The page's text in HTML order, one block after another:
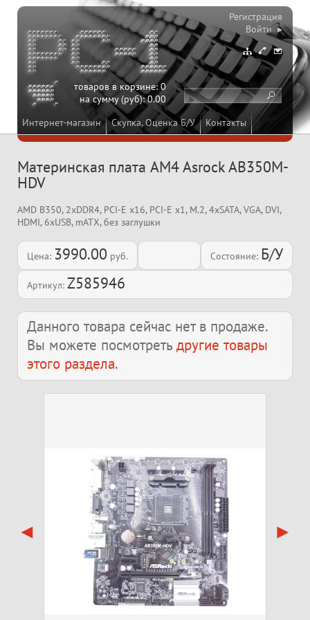
Интернет-магазин Скупка, Оценка Б/У Контакты
товаров в корзине:0
на сумму (руб):0.00
Регистрация
Войти ▸
Материнская плата AM4 Asrock AB350M-
HDV
AMD B350, 2xDDR4, PCI-E x16, PCI-E x1, M.2, 4xSATA, VGA, DVI,
HDMI, 6xUSB, mATX, без заглушки
Цена: 3990.00 руб. Состояние: Б/У
Артикул: Z585946
Данного товара сейчас нет в продаже.
Вы можете посмотреть другие товары
этого раздела.